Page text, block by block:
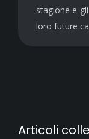
stagione e
loro future
Articoli